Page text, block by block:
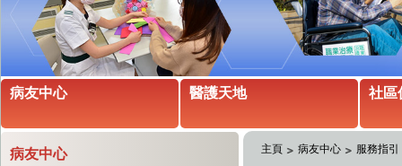
病友中心 醫護天地 社區
病友中心 主頁 病友中心 服務指引